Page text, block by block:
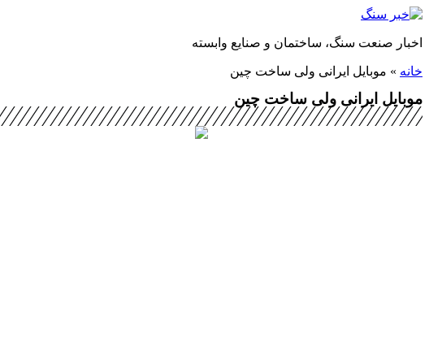
پرش
محتوا
اخبار صنعت سنگ، ساختمان و صنایع وابسته
خانه » موبایل ایرانی ولی ساخت چین
موبایل ایرانی ولی ساخت چین